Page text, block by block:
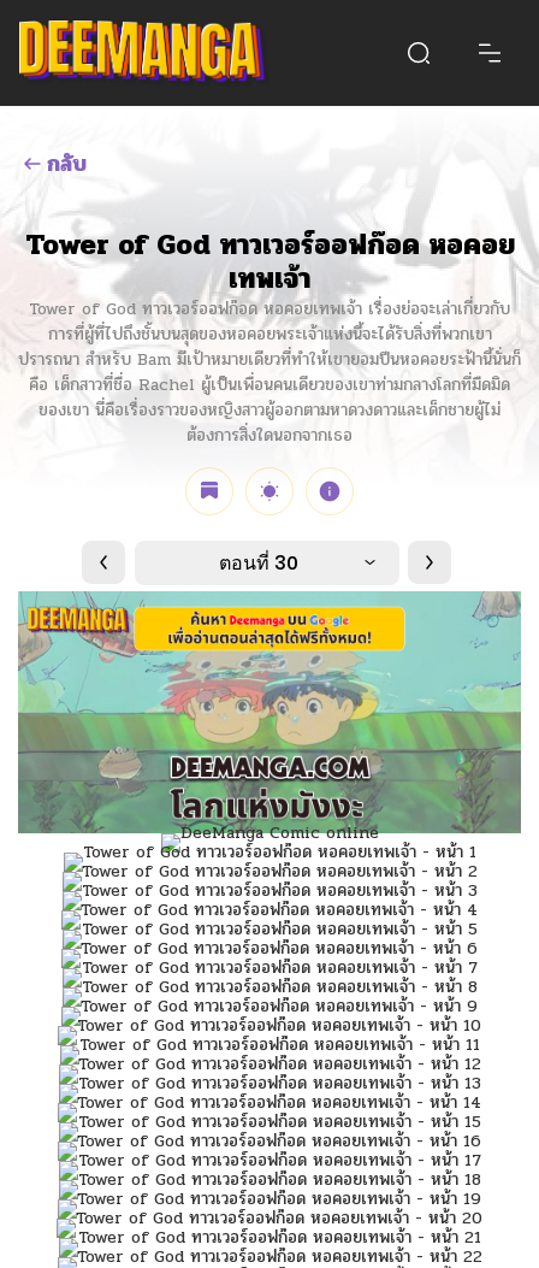
กลับ
Tower of God ทาวเวอร์ออฟก๊อด หอคอย
เทพเจ้า
Tower of God ทาวเวอร์ออฟก๊อด หอคอยเทพเจ้า เรื่องย่อจะเล่าเกี่ยวกับ
การที่ผู้ที่ไปถึงชั้นบนสุดของหอคอยพระเจ้าแห่งนี้จะได้รับสิ่งที่พวกเขา
ปรารถนา สำหรับ Bam มีเป้าหมายเดียวที่ทำให้เขายอมปีนหอคอยระฟ้านี้นั่นก็
คือ เด็กสาวที่ชื่อ Rachel ผู้เป็นเพื่อนคนเดียวของเขาท่ามกลางโลกที่มืดมิด
ของเขา นี่คือเรื่องราวของหญิงสาวผู้ออกตามหาดวงดาวและเด็กชายผู้ไม่
ต้องการสิ่งใดนอกจากเธอ
ตอนที่ 30